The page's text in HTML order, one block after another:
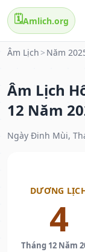
🗓️Amlich.org
Âm Lịch > Năm
Âm Lịch
12 Năm
Ngày Đinh Mùi,
DƯƠNG
4
Tháng 12 Năm